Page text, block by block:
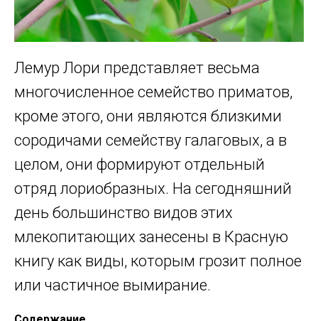
Лемур Лори представляет весьма
многочисленное семейство приматов,
кроме этого, они являются близкими
сородичами семейству галаговых, а в
целом, они формируют отдельный
отряд лориобразных. На сегодняшний
день большинство видов этих
млекопитающих занесены в Красную
книгу как виды, которым грозит полное
или частичное вымирание.